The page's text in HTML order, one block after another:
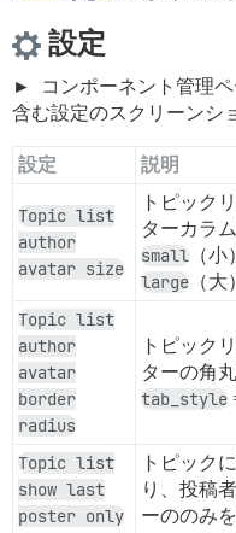
設定
コンポーネント管理
含む設定のスクリーンシ
設定 説明
Topic list
author
avatar size
トピック
ターカラ
small （小
large （大
Topic list
author
avatar
border
radius
トピック
ターの角
tab_style
Topic list
show last
poster only
トピック
り、投稿
ーののみ